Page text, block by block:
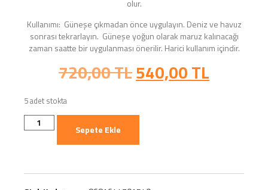
olur.
Kullanımı: Güneşe çıkmadan önce uygulayın. Deniz ve havuz
sonrası tekrarlayın. Güneşe yoğun olarak maruz kalınacağı
zaman saatte bir uygulanması önerilir. Harici kullanım içindir.
720,00TL540,00TL
5 adet stokta
Sepete Ekle